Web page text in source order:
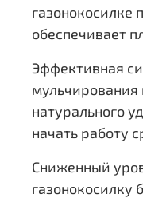
газонокосилке
обеспечивает
Эффективная
мульчирования
натурального
начать работу
Сниженный
газонокосилку